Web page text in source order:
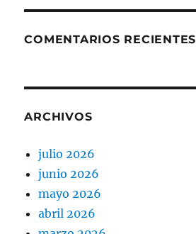
COMENTARIOS RECIENTES
ARCHIVOS
julio 2026
junio 2026
mayo 2026
abril 2026